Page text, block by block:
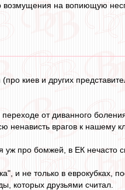
возмущения на вопиющую
киев и других
от диванного
врагов к нашему
уж про бомжей, в ЕК нечасто
и не только в еврокубках,
которых друзьями считал.